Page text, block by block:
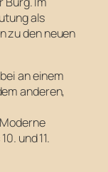
als
zu den neuen
an einem
anderen,
und 11.